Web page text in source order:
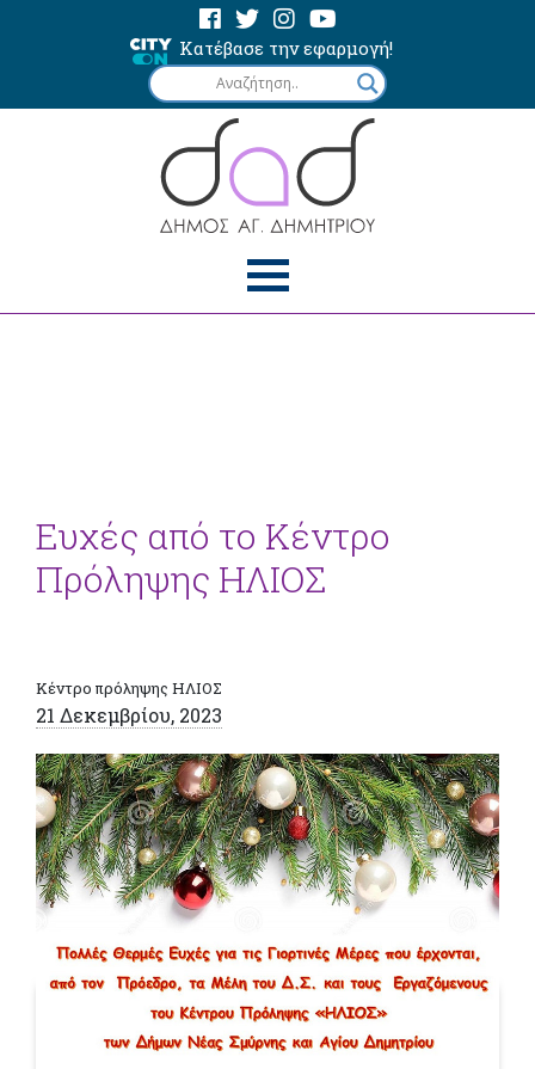
Κατέβασε την εφαρμογή!
Ευχές από το Κέντρο
Πρόληψης ΗΛΙΟΣ
Κέντρο πρόληψης ΗΛΙΟΣ
21 Δεκεμβρίου, 2023